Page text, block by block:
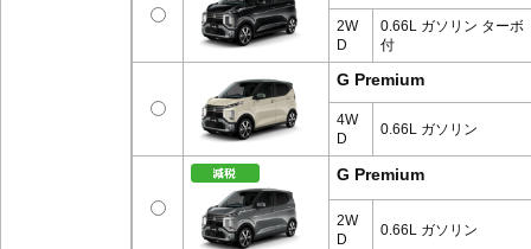
2W
D
0.66L ガソリン ターボ
付
G Premium
4W
D
0.66L ガソリン
G Premium
2W
D
0.66L ガソリン